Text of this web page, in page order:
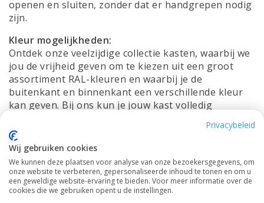
openen en sluiten, zonder dat er handgrepen nodig
zijn.
Kleur mogelijkheden:
Ontdek onze veelzijdige collectie kasten, waarbij we
jou de vrijheid geven om te kiezen uit een groot
assortiment RAL-kleuren en waarbij je de
buitenkant en binnenkant een verschillende kleur
kan geven. Bij ons kun je jouw kast volledig
interieur voorkeuren. Of je nu op zoek bent naar
een opvallende accentkleur om een statement te
maken of juist een subtiele tint wilt die volledig
opgaat in je bestaande interieur, wij hebben de
kleur die bij jou past. Met onze mogelijkheid om
kasten te leveren in alle RAL-kleuren, zijn de
Privacybeleid
Wij gebruiken cookies
We kunnen deze plaatsen voor analyse van onze bezoekersgegevens, om
onze website te verbeteren, gepersonaliseerde inhoud te tonen en om u
een geweldige website-ervaring te bieden. Voor meer informatie over de
cookies die we gebruiken opent u de instellingen.